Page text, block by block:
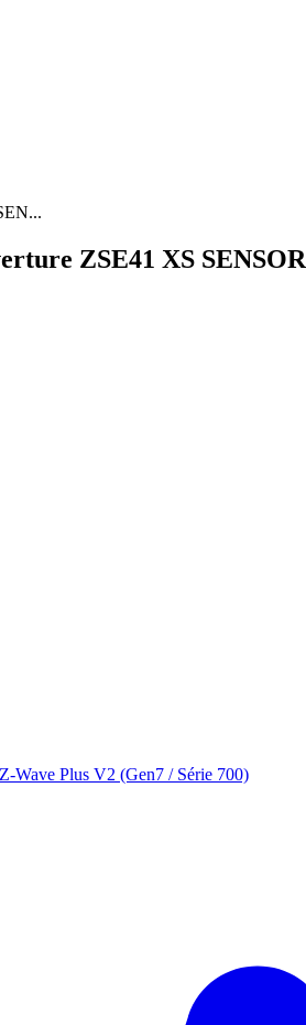
ZSE41 XS SENSOR
Wave Plus V2 (Gen7 / Série 700)